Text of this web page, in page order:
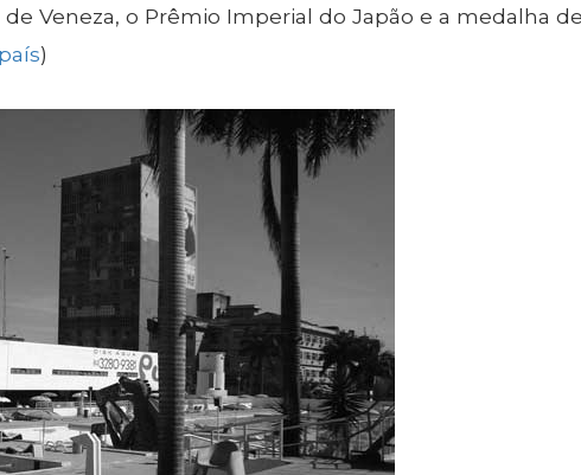
Veneza, o Prêmio Imperial do Japão e a medalha
)